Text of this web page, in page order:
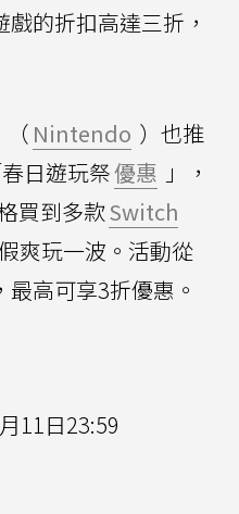
的折扣高達三折，
（ Nintendo ）也推
日遊玩祭優惠 」，
買到多款Switch
爽玩一波。活動從
高可享3折優惠。
11日23:59